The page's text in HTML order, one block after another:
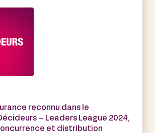
reconnu dans le
– Leaders League 2024,
et distribution